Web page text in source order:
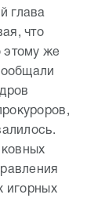
глава
что
этому же
игорных